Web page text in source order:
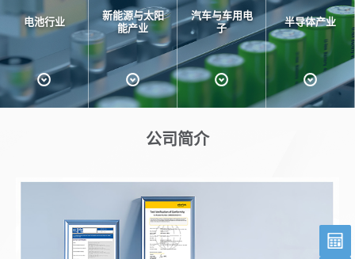
电池行业
新能源与太阳
能产业
汽车与车用电
子
半导体产业
公司简介